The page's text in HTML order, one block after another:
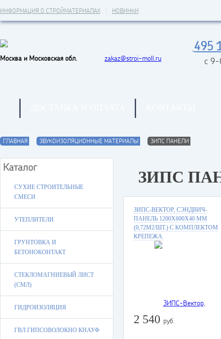
ИНФОРМАЦИЯ О СТРОЙМАТЕРИАЛАХ НОВИНКИ
Москва и Московская обл. zakaz@stroi-moll.ru
495
с
ГЛАВНАЯ ЗВУКОИЗОЛЯЦИОННЫЕ МАТЕРИАЛЫ ЗИПС ПАНЕЛИ
Каталог
СУХИЕ СТРОИТЕЛЬНЫЕ
СМЕСИ
УТЕПЛИТЕЛИ
ГРУНТОВКА И
БЕТОНОКОНТАКТ
СТЕКЛОМАГНИЕВЫЙ ЛИСТ
(СМЛ)
ГИДРОИЗОЛЯЦИЯ
ГВЛ ГИПСОВОЛОКНО КНАУФ
ЗИПС
ЗИПС-ВЕКТОР, СЭНДВИЧ-
ПАНЕЛЬ 1200Х600Х40 ММ
(0,72М2/ШТ.) С КОМПЛЕКТОМ
КРЕПЕЖА.
2 540 руб.